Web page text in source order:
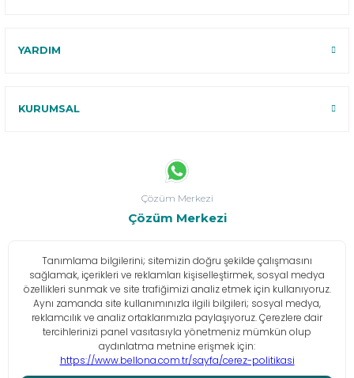
YARDIM
KURUMSAL
Çözüm Merkezi
Çözüm Merkezi
Bize Buradan Ulaşın
İletişim Bilgileri